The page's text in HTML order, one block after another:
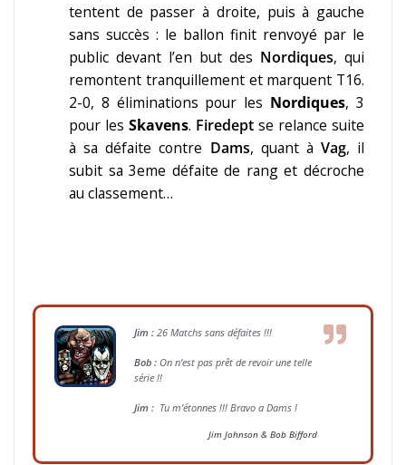
tentent de passer à droite, puis à gauche
sans succès : le ballon finit renvoyé par le
public devant l’en but des Nordiques, qui
remontent tranquillement et marquent T16.
2-0, 8 éliminations pour les Nordiques, 3
pour les Skavens. Firedept se relance suite
à sa défaite contre Dams, quant à Vag, il
subit sa 3eme défaite de rang et décroche
au classement…
Jim :26 Matchs sans défaites !!!
Bob :On n’est pas prêt de revoir une telle
série !!
Jim :Tu m’étonnes !!! Bravo a Dams !
Jim Johnson & Bob Bifford